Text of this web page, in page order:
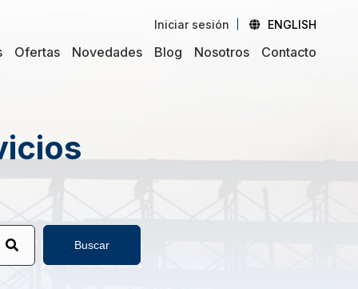
Iniciar sesión ENGLISH
Ofertas Novedades Blog Nosotros Contacto
Buscar